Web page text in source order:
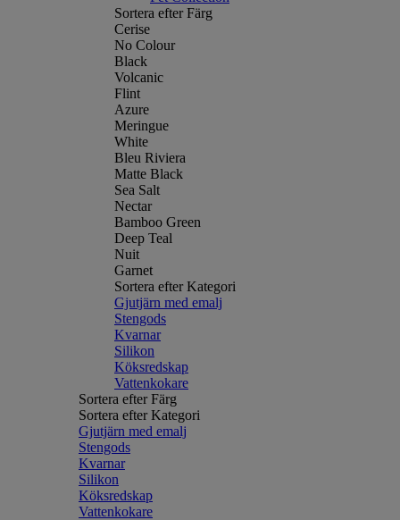
Sortera efter Färg
Cerise
No Colour
Black
Volcanic
Flint
Azure
Meringue
White
Bleu Riviera
Matte Black
Sea Salt
Nectar
Bamboo Green
Deep Teal
Nuit
Garnet
Sortera efter Kategori
Gjutjärn med emalj
Stengods
Kvarnar
Silikon
Köksredskap
Vattenkokare
Sortera efter Färg
Sortera efter Kategori
Gjutjärn med emalj
Stengods
Kvarnar
Silikon
Köksredskap
Vattenkokare